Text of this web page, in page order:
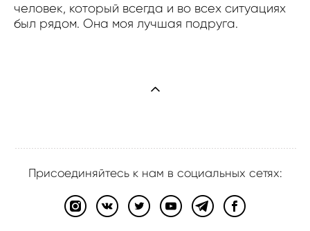
человек, который всегда и во всех ситуациях
был рядом. Она моя лучшая подруга.
Присоединяйтесь к нам в социальных сетях: